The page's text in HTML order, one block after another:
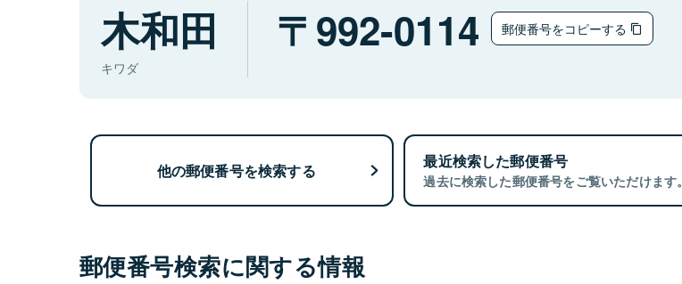
木和田
キワダ
992-0114 郵便番号をコピーする
他の郵便番号を検索する 最近検索した郵便番号
過去に検索した郵便番号をご覧いただけます。
郵便番号検索に関する情報